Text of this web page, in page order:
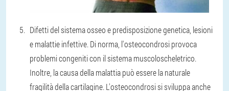
Difetti del sistema osseo e predisposizione genetica, lesioni
e malattie infettive. Di norma, l'osteocondrosi provoca
problemi congeniti con il sistema muscoloscheletrico.
Inoltre, la causa della malattia può essere la naturale
fragilità della cartilagine. L'osteocondrosi si sviluppa anche